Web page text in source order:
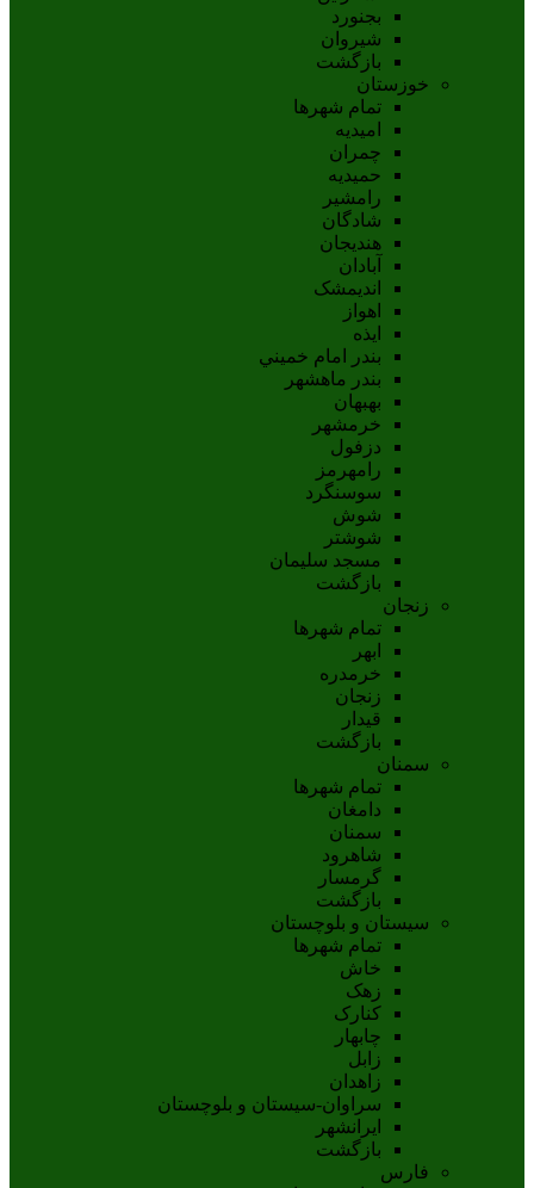
بجنورد
شيروان
بازگشت
خوزستان
تمام شهر‌ها
امیدیه
چمران
حمیدیه
رامشیر
شادگان
هندیجان
آبادان
انديمشک
اهواز
ايذه
بندر امام خميني
بندر ماهشهر
بهبهان
خرمشهر
دزفول
رامهرمز
سوسنگرد
شوش
شوشتر
مسجد سليمان
بازگشت
زنجان
تمام شهر‌ها
ابهر
خرمدره
زنجان
قيدار
بازگشت
سمنان
تمام شهر‌ها
دامغان
سمنان
شاهرود
گرمسار
بازگشت
سیستان و بلوچستان
تمام شهر‌ها
خاش
زهک
کنارک
چابهار
زابل
زاهدان
سراوان-سيستان و بلوچستان
ايرانشهر
بازگشت
فارس